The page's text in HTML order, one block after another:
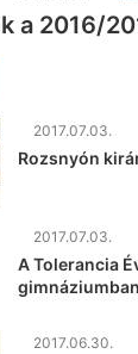
a 2016/
2017.07.03.
Rozsnyón
2017.07.03.
A Tolerancia
gimnáziumban
2017.06.30.